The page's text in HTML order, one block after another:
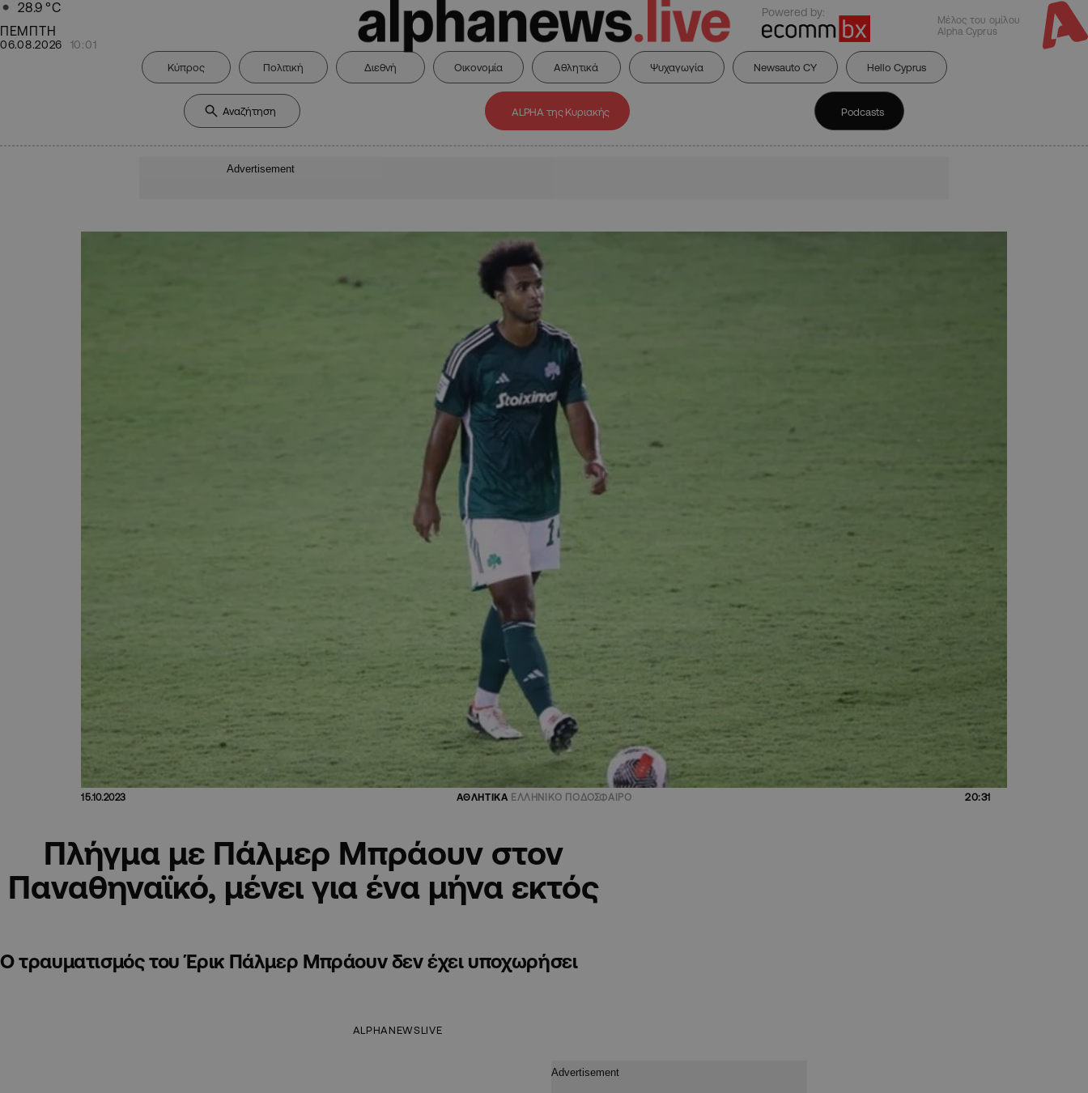
28.9 °C
ΠΕΜΠΤΗ
06.08.2026 10:01
Powered by:
Μέλος του ομίλου
Alpha Cyprus
Κύπρος Πολιτική Διεθνή Οικονομία Αθλητικά Ψυχαγωγία Newsauto CY Hello Cyprus
ALPHA της Κυριακής Podcasts
Advertisement
15.10.2023 ΑΘΛΗΤΙΚΑ ΕΛΛΗΝΙΚΟ ΠΟΔΟΣΦΑΙΡΟ 20:31
Πλήγμα με Πάλμερ Μπράουν στον
Παναθηναϊκό, μένει για ένα μήνα εκτός
Ο τραυματισμός του Έρικ Πάλμερ Μπράουν δεν έχει υποχωρήσει
ALPHANEWSLIVE